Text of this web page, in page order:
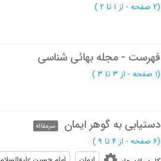
(‎2 صفحه - از 1 تا 2 )
فهرست - مجله بهائی شناسی
(‎1 صفحه - از 3 تا 3 )
دستیابی به گوهر ایمان سرمقاله
(‎6 صفحه - از 4 تا 9 )